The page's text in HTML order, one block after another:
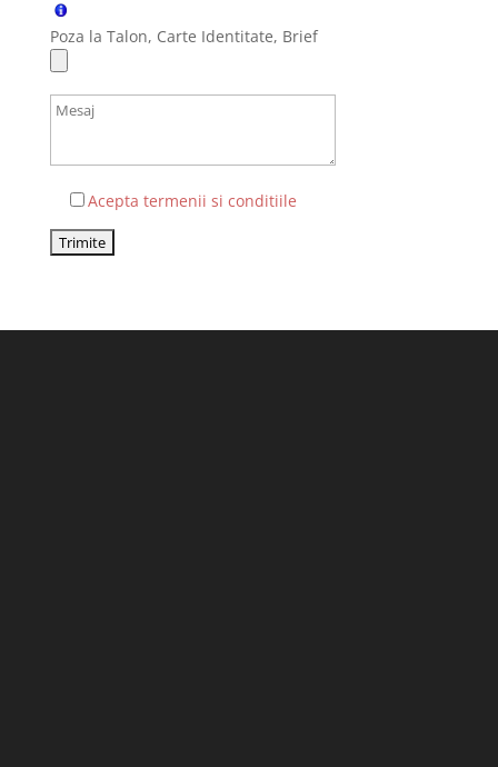
Poza la Talon, Carte Identitate, Brief
Acepta termenii si conditiile